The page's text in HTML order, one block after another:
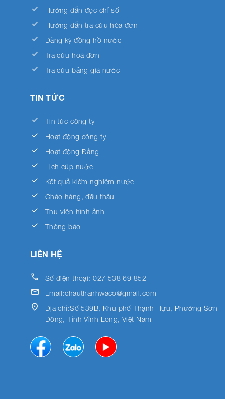
done Hướng dẫn đọc chỉ số
done Hướng dẫn tra cứu hóa đơn
done Đăng ký đồng hồ nước
done Tra cứu hoá đơn
done Tra cứu bảng giá nước
TIN TỨC
done Tin tức công ty
done Hoạt động công ty
done Hoạt động Đảng
done Lịch cúp nước
done Kết quả kiểm nghiệm nước
done Chào hàng, đấu thầu
done Thư viện hình ảnh
done Thông báo
LIÊN HỆ
call Số điện thoại: 027 538 69 852
email Email:chauthanhwaco@gmail.com
location_on
Địa chỉ:Số 539B, Khu phố Thạnh Hựu, Phường Sơn
Đông, Tỉnh Vĩnh Long, Việt Nam